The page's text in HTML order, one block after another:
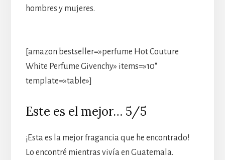
hombres y mujeres.
[amazon bestseller=»perfume Hot Couture
White Perfume Givenchy» items=»10″
template=»table»]
Este es el mejor… 5/5
¡Esta es la mejor fragancia que he encontrado!
Lo encontré mientras vivía en Guatemala.